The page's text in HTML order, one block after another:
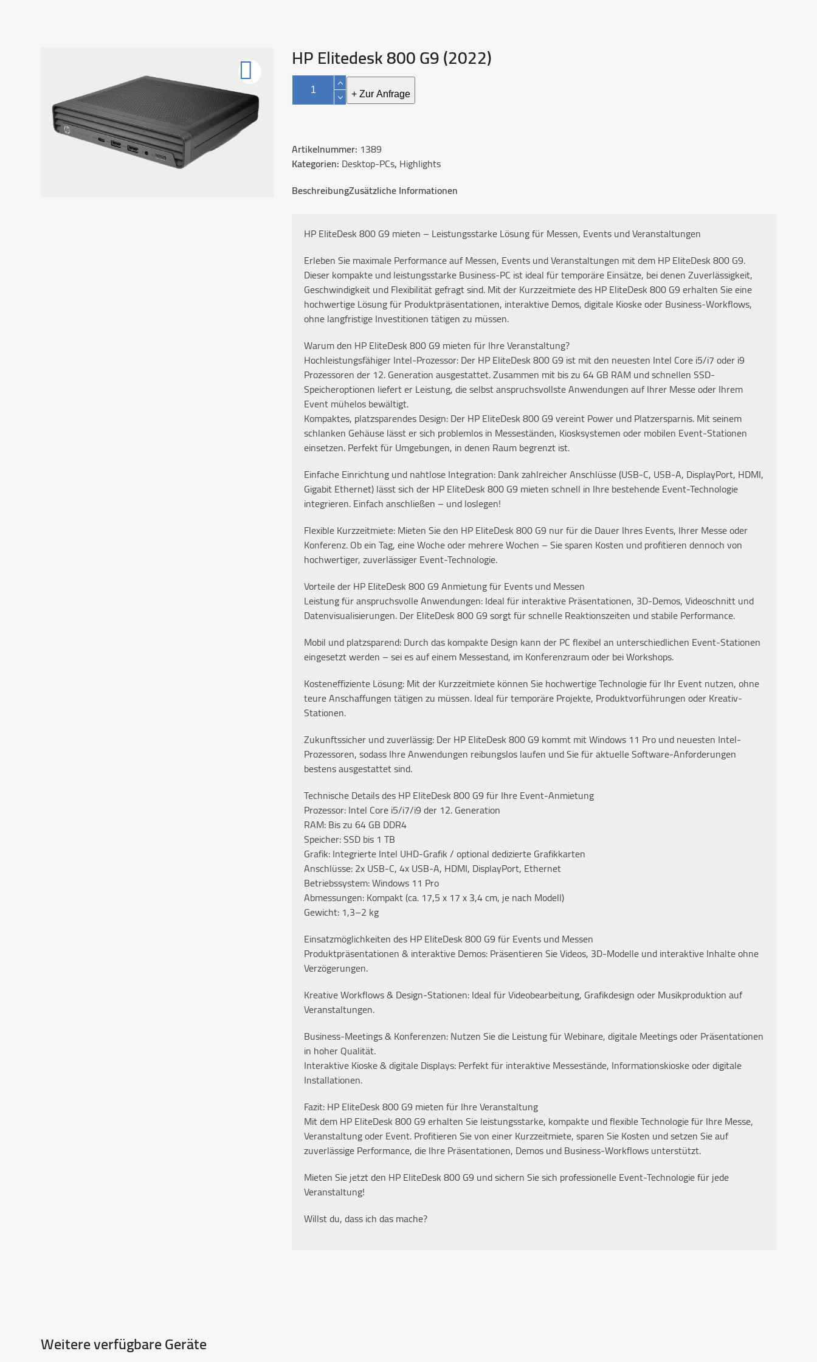
HP Elitedesk 800 G9 (2022)
HP
Elitedesk
800
Menge
+ Zur Anfrage
Artikelnummer: 1389
Kategorien: Desktop-PCs, Highlights
BeschreibungZusätzliche Informationen
HP EliteDesk 800 G9 mieten – Leistungsstarke Lösung für Messen, Events und Veranstaltungen
Erleben Sie maximale Performance auf Messen, Events und Veranstaltungen mit dem HP EliteDesk 800 G9.
Dieser kompakte und leistungsstarke Business-PC ist ideal für temporäre Einsätze, bei denen Zuverlässigkeit,
Geschwindigkeit und Flexibilität gefragt sind. Mit der Kurzzeitmiete des HP EliteDesk 800 G9 erhalten Sie eine
hochwertige Lösung für Produktpräsentationen, interaktive Demos, digitale Kioske oder Business-Workflows,
ohne langfristige Investitionen tätigen zu müssen.
Warum den HP EliteDesk 800 G9 mieten für Ihre Veranstaltung?
Hochleistungsfähiger Intel-Prozessor: Der HP EliteDesk 800 G9 ist mit den neuesten Intel Core i5/i7 oder i9
Prozessoren der 12. Generation ausgestattet. Zusammen mit bis zu 64 GB RAM und schnellen SSD-
Speicheroptionen liefert er Leistung, die selbst anspruchsvollste Anwendungen auf Ihrer Messe oder Ihrem
Event mühelos bewältigt.
Kompaktes, platzsparendes Design: Der HP EliteDesk 800 G9 vereint Power und Platzersparnis. Mit seinem
schlanken Gehäuse lässt er sich problemlos in Messeständen, Kiosksystemen oder mobilen Event-Stationen
einsetzen. Perfekt für Umgebungen, in denen Raum begrenzt ist.
Einfache Einrichtung und nahtlose Integration: Dank zahlreicher Anschlüsse (USB-C, USB-A, DisplayPort, HDMI,
Gigabit Ethernet) lässt sich der HP EliteDesk 800 G9 mieten schnell in Ihre bestehende Event-Technologie
integrieren. Einfach anschließen – und loslegen!
Flexible Kurzzeitmiete: Mieten Sie den HP EliteDesk 800 G9 nur für die Dauer Ihres Events, Ihrer Messe oder
Konferenz. Ob ein Tag, eine Woche oder mehrere Wochen – Sie sparen Kosten und profitieren dennoch von
hochwertiger, zuverlässiger Event-Technologie.
Vorteile der HP EliteDesk 800 G9 Anmietung für Events und Messen
Leistung für anspruchsvolle Anwendungen: Ideal für interaktive Präsentationen, 3D-Demos, Videoschnitt und
Datenvisualisierungen. Der EliteDesk 800 G9 sorgt für schnelle Reaktionszeiten und stabile Performance.
Mobil und platzsparend: Durch das kompakte Design kann der PC flexibel an unterschiedlichen Event-Stationen
eingesetzt werden – sei es auf einem Messestand, im Konferenzraum oder bei Workshops.
Kosteneffiziente Lösung: Mit der Kurzzeitmiete können Sie hochwertige Technologie für Ihr Event nutzen, ohne
teure Anschaffungen tätigen zu müssen. Ideal für temporäre Projekte, Produktvorführungen oder Kreativ-
Stationen.
Zukunftssicher und zuverlässig: Der HP EliteDesk 800 G9 kommt mit Windows 11 Pro und neuesten Intel-
Prozessoren, sodass Ihre Anwendungen reibungslos laufen und Sie für aktuelle Software-Anforderungen
bestens ausgestattet sind.
Technische Details des HP EliteDesk 800 G9 für Ihre Event-Anmietung
Prozessor: Intel Core i5/i7/i9 der 12. Generation
RAM: Bis zu 64 GB DDR4
Speicher: SSD bis 1 TB
Grafik: Integrierte Intel UHD-Grafik / optional dedizierte Grafikkarten
Anschlüsse: 2x USB-C, 4x USB-A, HDMI, DisplayPort, Ethernet
Betriebssystem: Windows 11 Pro
Abmessungen: Kompakt (ca. 17,5 x 17 x 3,4 cm, je nach Modell)
Gewicht: 1,3–2 kg
Einsatzmöglichkeiten des HP EliteDesk 800 G9 für Events und Messen
Produktpräsentationen & interaktive Demos: Präsentieren Sie Videos, 3D-Modelle und interaktive Inhalte ohne
Verzögerungen.
Kreative Workflows & Design-Stationen: Ideal für Videobearbeitung, Grafikdesign oder Musikproduktion auf
Veranstaltungen.
Business-Meetings & Konferenzen: Nutzen Sie die Leistung für Webinare, digitale Meetings oder Präsentationen
in hoher Qualität.
Interaktive Kioske & digitale Displays: Perfekt für interaktive Messestände, Informationskioske oder digitale
Installationen.
Fazit: HP EliteDesk 800 G9 mieten für Ihre Veranstaltung
Mit dem HP EliteDesk 800 G9 erhalten Sie leistungsstarke, kompakte und flexible Technologie für Ihre Messe,
Veranstaltung oder Event. Profitieren Sie von einer Kurzzeitmiete, sparen Sie Kosten und setzen Sie auf
zuverlässige Performance, die Ihre Präsentationen, Demos und Business-Workflows unterstützt.
Mieten Sie jetzt den HP EliteDesk 800 G9 und sichern Sie sich professionelle Event-Technologie für jede
Veranstaltung!
Willst du, dass ich das mache?
Weitere verfügbare Geräte